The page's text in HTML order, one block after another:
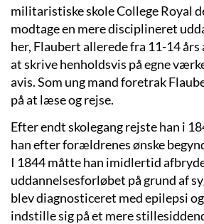
militaristiske skole College Royal
modtage en mere disciplineret
her, Flaubert allerede fra 11-14
at skrive henholdsvis på egne
avis. Som ung mand foretrak
på at læse og rejse.
Efter endt skolegang rejste han i
han efter forældrenes ønske
I 1844 måtte han imidlertid
uddannelsesforløbet på grund af
blev diagnosticeret med epilepsi
indstille sig på et mere